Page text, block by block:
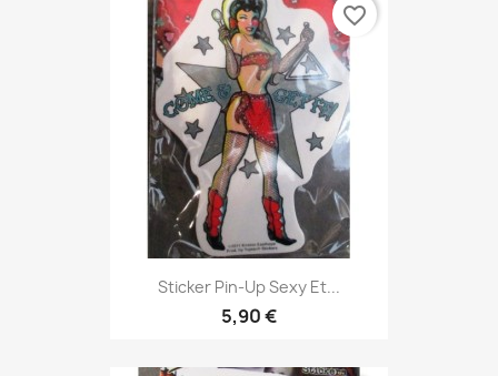
Sticker Pin-Up Sexy Et...
5,90 €
favorite_border